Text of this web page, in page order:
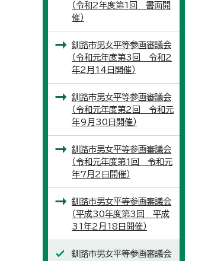
（令和2年度第1回 書面開
催）
釧路市男女平等参画審議会
（令和元年度第3回 令和2
年2月14日開催）
釧路市男女平等参画審議会
（令和元年度第2回 令和元
年9月30日開催）
釧路市男女平等参画審議会
（令和元年度第1回 令和元
年7月2日開催）
釧路市男女平等参画審議会
（平成30年度第3回 平成
31年2月18日開催）
釧路市男女平等参画審議会